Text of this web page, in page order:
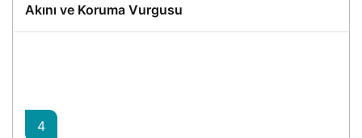
Akını ve Koruma Vurgusu
4